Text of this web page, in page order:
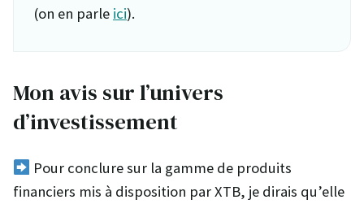
(on en parle ici).
Mon avis sur l’univers
d’investissement
Pour conclure sur la gamme de produits
financiers mis à disposition par XTB, je dirais qu’elle